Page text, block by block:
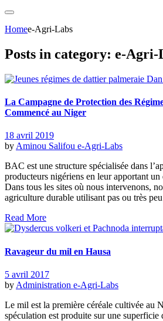
Homee-Agri-Labs
Posts in category: e-Agri-
La Campagne de Protection des
Commencé au Niger
18 avril 2019
by Aminou Salifou e-Agri-Labs
BAC est une structure spécialisée dans
producteurs nigériens en leur apportant
Dans tous les sites où nous intervenons,
agriculture durable utilisant pas ou très
Read More
Ravageur du mil en Hausa
5 avril 2017
by Administration e-Agri-Labs
Le mil est la première céréale cultivée au
spéculation est produite sur une superficie